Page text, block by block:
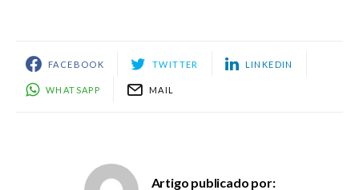
FACEBOOK TWITTER LINKEDIN
WHATSAPP MAIL
Artigo publicado por: